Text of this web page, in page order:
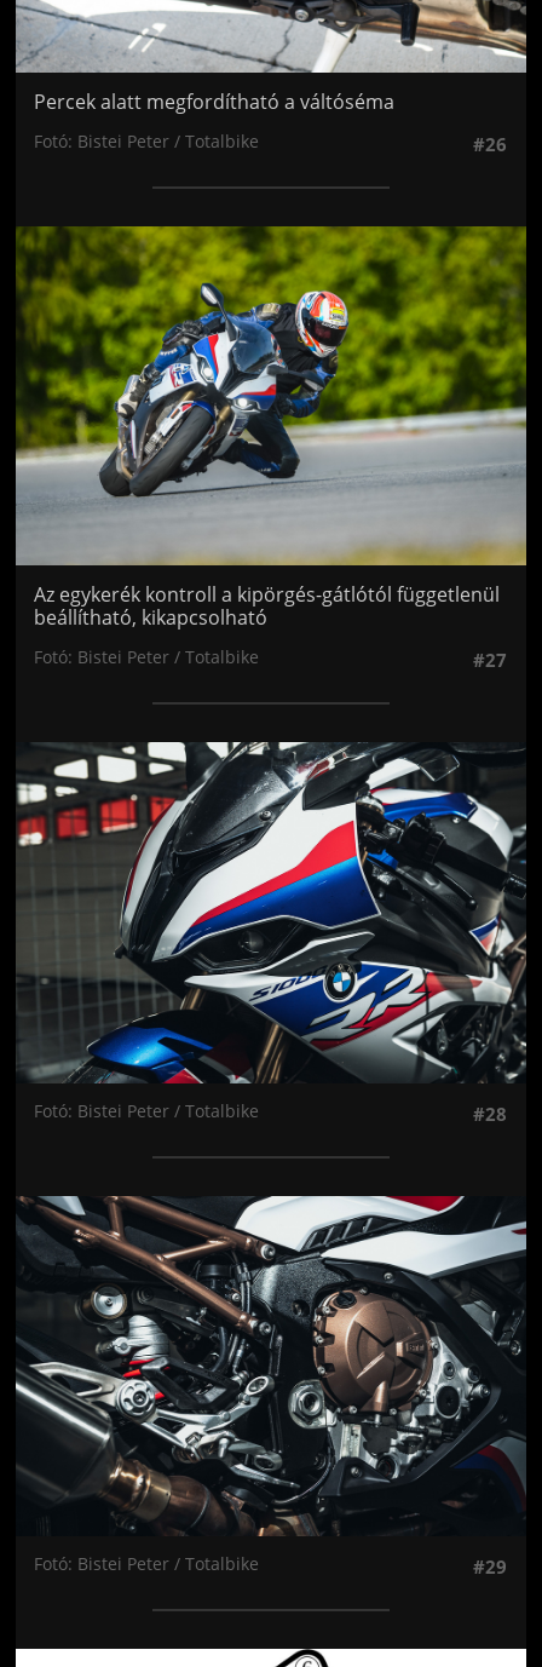
Percek alatt megfordítható a váltóséma
Fotó: Bistei Peter / Totalbike #26
Jön még kép!
Az egykerék kontroll a kipörgés-gátlótól függetlenül
beállítható, kikapcsolható
Fotó: Bistei Peter / Totalbike #27
Jön még kép!
Fotó: Bistei Peter / Totalbike #28
Jön még kép!
Fotó: Bistei Peter / Totalbike #29